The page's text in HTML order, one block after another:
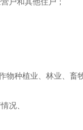
户和其他住户 ；
物种植业、林业、
况、